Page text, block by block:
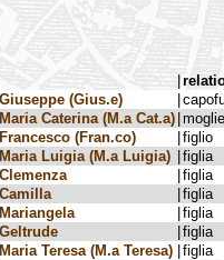
|
(Gius.e) |
Caterina (M.a Cat.a) |moglie
(Fran.co) |figlio
Luigia (M.a Luigia) |figlia
|figlia
|figlia
|figlia
|figlia
Teresa (M.a Teresa) |figlia